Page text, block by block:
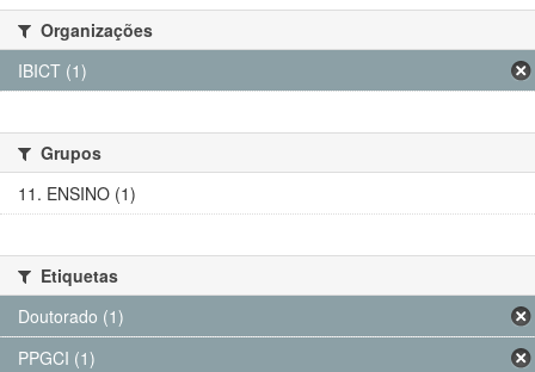
Organizações
IBICT (1)
Grupos
11. ENSINO (1)
Etiquetas
Doutorado (1)
PPGCI (1)